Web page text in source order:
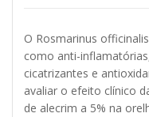
O Rosmarinus
como anti-
cicatrizantes e
avaliar o efeito clínico
de alecrim a 5% na